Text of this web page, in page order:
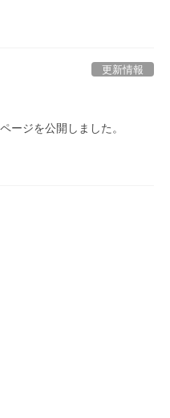
更新情報
ージを公開しました。